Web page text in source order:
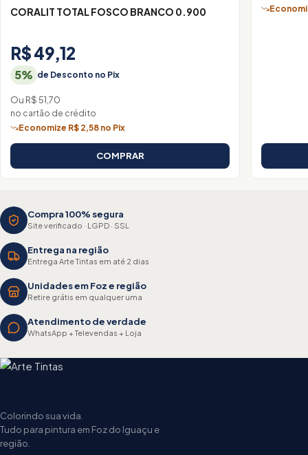
CORALIT TOTAL FOSCO BRANCO 0.900
R$ 49,12
5% de Desconto no Pix
Ou R$ 51,70
no cartão de crédito
Economize R$ 2,58 no Pix
COMPRAR
Compra 100% segura
Site verificado · LGPD · SSL
Entrega na região
Entrega Arte Tintas em até 2 dias
Unidades em Foz e região
Retire grátis em qualquer uma
Atendimento de verdade
WhatsApp + Televendas + Loja
Colorindo sua vida.
Tudo para pintura em Foz do Iguaçu e
região.